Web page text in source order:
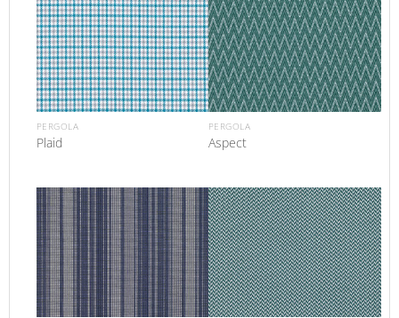
PERGOLA
Plaid
PERGOLA
Aspect